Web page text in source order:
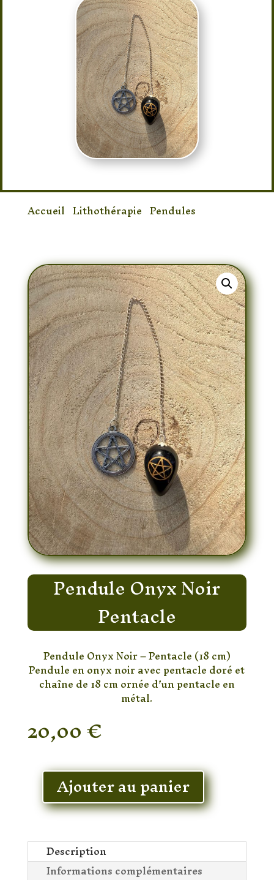
Accueil Lithothérapie Pendules
Pendule Onyx Noir
Pentacle
Pendule Onyx Noir – Pentacle (18 cm)
Pendule en onyx noir avec pentacle doré et
chaîne de 18 cm ornée d’un pentacle en
métal.
20,00€
En stock
quantité
Pendule
Noir
Pentacle
Ajouter au panier
Description
Informations complémentaires